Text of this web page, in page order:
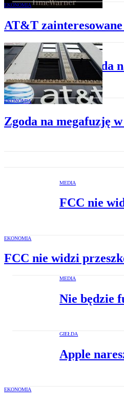
EKONOMIA
AT&T zainteresowane
MEDIA
Jest zgoda
EKONOMIA
Zgoda na megafuzję
MEDIA
FCC nie
EKONOMIA
FCC nie widzi
MEDIA
Nie będzie
GIEŁDA
Apple
EKONOMIA